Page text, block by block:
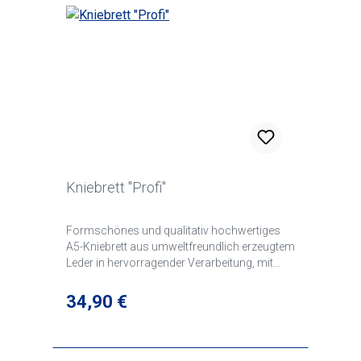
Kniebrett "Profi"
Formschönes und qualitativ hochwertiges
A5-Kniebrett aus umweltfreundlich erzeugtem
Leder in hervorragender Verarbeitung, mit
Beinbefestigung, Klemm-Bügel und 2
elastischen Stifthalter. Damit Sie beim Fliegen
Regulärer Preis:
34,90 €